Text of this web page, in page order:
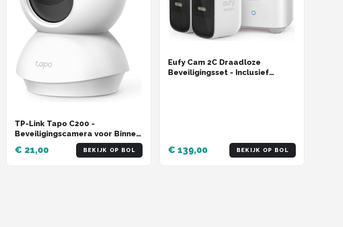
TP-Link Tapo C200 -
Beveiligingscamera voor Binnen
- 1080P Pan / Tilt Home
Security Wi-Fi - Wit
€ 21,00 BEKIJK OP BOL
Eufy Cam 2C Draadloze
Beveiligingsset - Inclusief
€ 139,00 BEKIJK OP BOL